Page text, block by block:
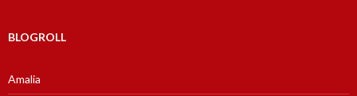
BLOGROLL
Amalia